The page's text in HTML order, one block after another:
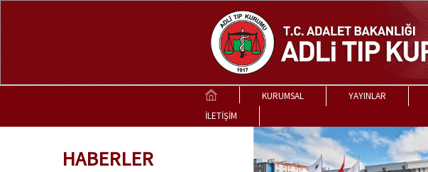
KURUMSAL YAYINLAR
İLETİŞİM
HABERLER